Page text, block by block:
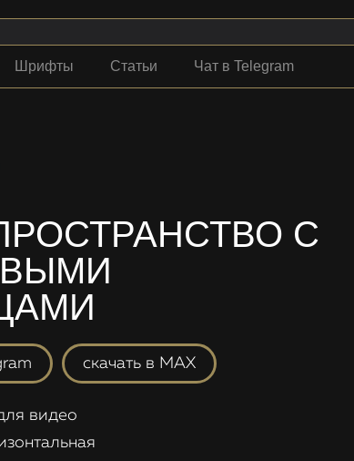
Шрифты Статьи Чат в Telegram
С
скачать в MAX
видео